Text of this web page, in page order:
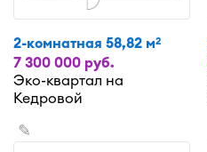
2-комнатная 58,82 м2
7 300 000 руб.
Эко-квартал на
Кедровой
✎